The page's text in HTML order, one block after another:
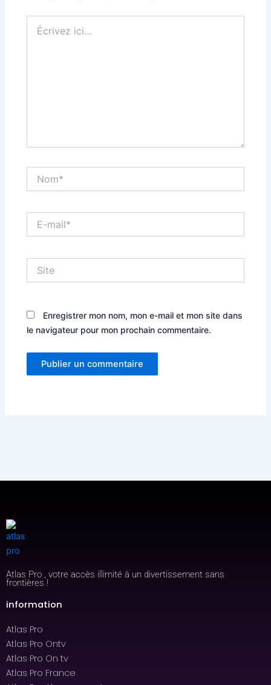
ici…
mail*
Enregistrer mon nom, mon e-mail et mon site dans
le navigateur pour mon prochain commentaire.
Atlas Pro , votre accès illimité à un divertissement sans
frontières !
information
Atlas Pro
Atlas Pro Ontv
Atlas Pro On tv
Atlas Pro France